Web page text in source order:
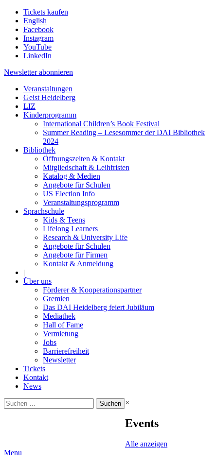
Tickets kaufen
English
Facebook
Instagram
YouTube
LinkedIn
Newsletter abonnieren
Veranstaltungen
Geist Heidelberg
LIZ
Kinderprogramm
International Children’s Book Festival
Summer Reading – Lesesommer der DAI Bibliothek
2024
Bibliothek
Öffnungszeiten & Kontakt
Mitgliedschaft & Leihfristen
Katalog & Medien
Angebote für Schulen
US Election Info
Veranstaltungsprogramm
Sprachschule
Kids & Teens
Lifelong Learners
Research & University Life
Angebote für Schulen
Angebote für Firmen
Kontakt & Anmeldung
|
Über uns
Förderer & Kooperationspartner
Gremien
Das DAI Heidelberg feiert Jubiläum
Mediathek
Hall of Fame
Vermietung
Jobs
Barrierefreiheit
Newsletter
Tickets
Kontakt
News
Suchen
nach:
×
Events
Alle anzeigen
Menu